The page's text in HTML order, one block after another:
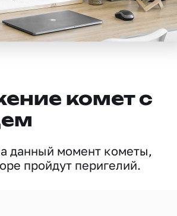
комет с
данный момент кометы,
пройдут перигелий.